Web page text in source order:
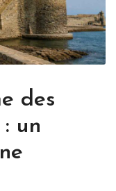
des
un